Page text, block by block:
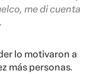
me di cuenta
lo motivaron a
más personas.